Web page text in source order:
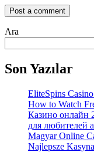
Ara
Son Yazılar
EliteSpins
How to Watch
Казино онлайн
для любителей
Magyar Online
Najlepsze